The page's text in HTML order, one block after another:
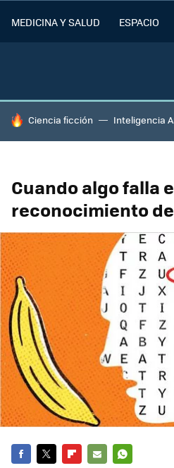
MEDICINA Y SALUD ESPACIO
HOY SE HABLA DE
Ciencia ficción Inteligencia
Cuando algo falla
reconocimiento